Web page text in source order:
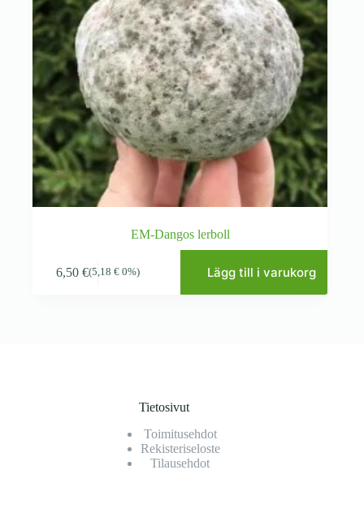
EM-Dangos lerboll
6,50€(5,18€ 0%) Lägg till i varukorg
Tietosivut
Toimitusehdot
Rekisteriseloste
Tilausehdot